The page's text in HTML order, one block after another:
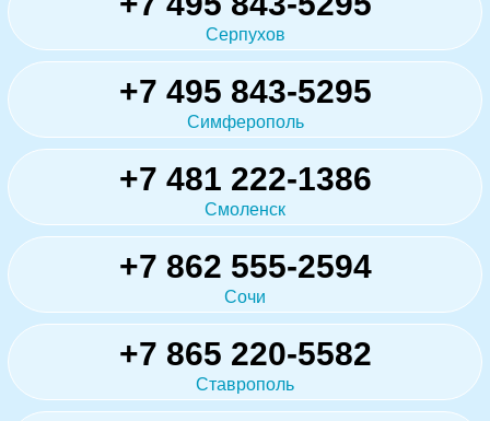
Серпухов
+7 495 843-5295
Симферополь
+7 481 222-1386
Смоленск
+7 862 555-2594
Сочи
+7 865 220-5582
Ставрополь